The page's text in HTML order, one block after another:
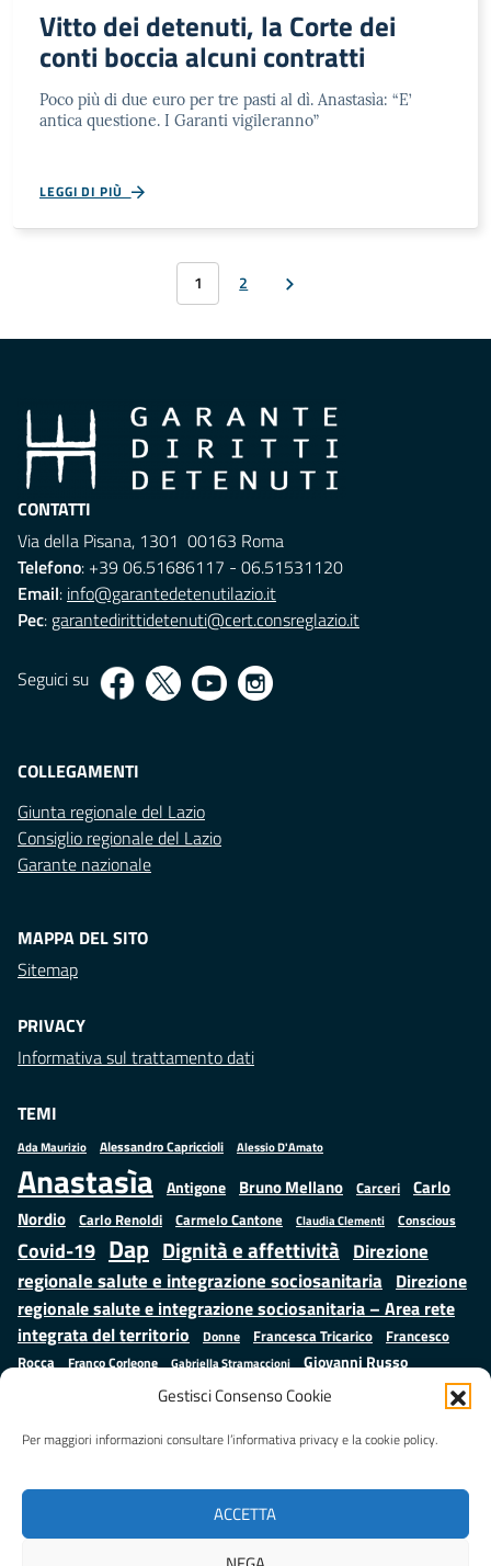
Gestisci Consenso Cookie
Per maggiori informazioni consultare l’informativa privacy e la cookie policy.
ACCETTA
Vitto dei detenuti, la Corte dei
conti boccia alcuni contratti
Poco più di due euro per tre pasti al dì. Anastasìa: “E’
antica questione. I Garanti vigileranno”
LEGGI DI PIÙ
1 2
CONTATTI
Via della Pisana, 1301 00163 Roma
Telefono: +39 06.51686117 - 06.51531120
Email: info@garantedetenutilazio.it
Pec: garantedirittidetenuti@cert.consreglazio.it
Seguici su
COLLEGAMENTI
Giunta regionale del Lazio
Consiglio regionale del Lazio
Garante nazionale
MAPPA DEL SITO
Sitemap
PRIVACY
Informativa sul trattamento dati
TEMI
Ada Maurizio Alessandro Capriccioli Alessio D'Amato
Anastasìa Antigone Bruno Mellano Carceri
Carlo
Nordio Carlo Renoldi Carmelo Cantone Claudia Clementi Conscious
Covid-19 Dap Dignità e affettività Direzione
regionale salute e integrazione sociosanitaria Direzione
regionale salute e integrazione sociosanitaria – Area rete
integrata del territorio
Donne Francesca Tricarico
Francesco
Rocca
Franco Corleone Gabriella Stramaccioni Giovanni Russo
Giuseppe Emanuele Cangemi Istruzione e cultura
Mauro
Palma ministero della Giustizia Minori Misure
Regione Lazio
Salute Samuele Ciambriello
Sarah Grieco Situazione in numeri